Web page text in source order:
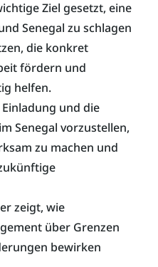
Ziel gesetzt, eine
Senegal zu schlagen
die konkret
fördern und
helfen.
und die
Senegal vorzustellen,
zu machen und
zeigt, wie
über Grenzen
bewirken